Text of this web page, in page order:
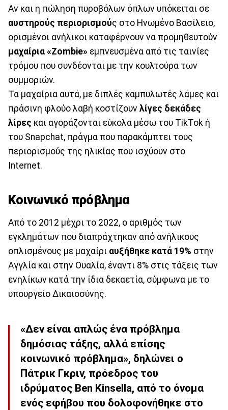
Αν και η πώληση πυροβόλων όπλων υπόκειται σε
αυστηρούς περιορισμούς στο Ηνωμένο Βασίλειο,
ορισμένοι ανήλικοι καταφέρνουν να προμηθευτούν
μαχαίρια «Zombie» εμπνευσμένα από τις ταινίες
τρόμου που συνδέονται με την κουλτούρα των
συμμοριών.
Τα μαχαίρια αυτά, με διπλές καμπυλωτές λάμες και
πράσινη φλούο λαβή κοστίζουν λίγες δεκάδες
λίρες και αγοράζονται εύκολα μέσω του TikTok ή
του Snapchat, πράγμα που παρακάμπτει τους
περιορισμούς της ηλικίας που ισχύουν στο
Internet.
Κοινωνικό πρόβλημα
Από το 2012 μέχρι το 2022, ο αριθμός των
εγκλημάτων που διαπράχτηκαν από ανήλικους
οπλισμένους με μαχαίρι αυξήθηκε κατά 19% στην
Αγγλία και στην Ουαλία, έναντι 8% στις τάξεις των
ενηλίκων κατά την ίδια δεκαετία, σύμφωνα με το
υπουργείο Δικαιοσύνης.
«Δεν είναι απλώς ένα πρόβλημα
δημόσιας τάξης, αλλά επίσης
κοινωνικό πρόβλημα», δηλώνει ο
Πάτρικ Γκριν, πρόεδρος του
ιδρύματος Ben Kinsella, από το όνομα
ενός εφήβου που δολοφονήθηκε στο